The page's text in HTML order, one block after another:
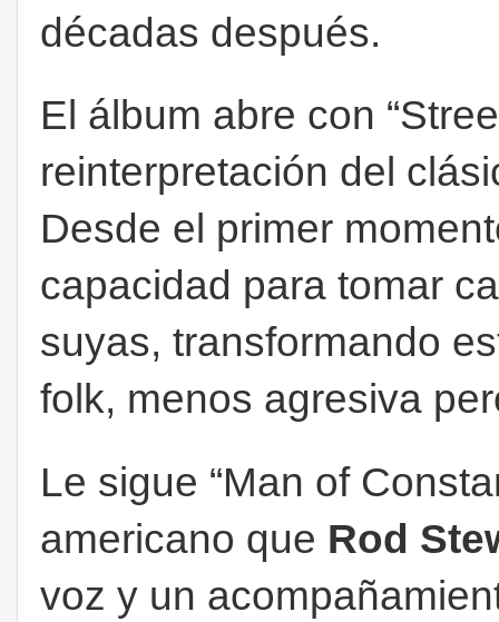
décadas después.
El álbum abre con
reinterpretación del
Desde el primer
capacidad para tomar
suyas, transformando
folk, menos agresiva
Le sigue “Man of
americano que Rod
voz y un